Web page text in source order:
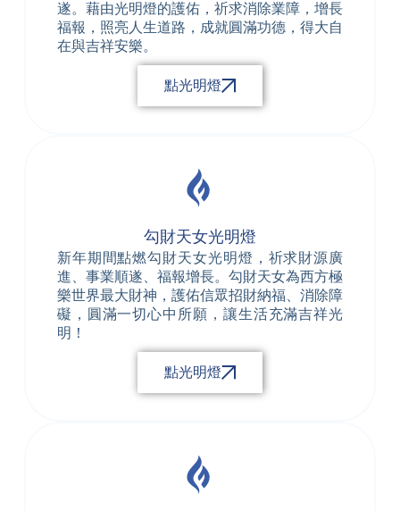
遂。藉由光明燈的護佑，祈求消除業障，增長
福報，照亮人生道路，成就圓滿功德，得大自
在與吉祥安樂。
點光明燈
勾財天女光明燈
新年期間點燃勾財天女光明燈，祈求財源廣
進、事業順遂、福報增長。勾財天女為西方極
樂世界最大財神，護佑信眾招財納福、消除障
礙，圓滿一切心中所願，讓生活充滿吉祥光
明！
點光明燈